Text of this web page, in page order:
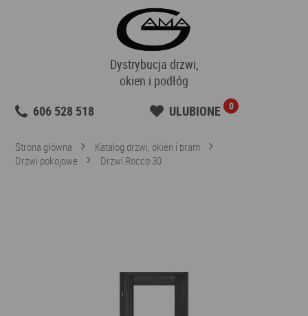
Dystrybucja drzwi,
okien i podłóg
606 528 518
ULUBIONE 0
Strona główna
Katalog drzwi, okien i bram
Drzwi pokojowe
Drzwi Rocco 30